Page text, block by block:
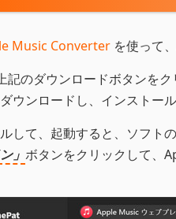
Music Converter を使って
記のダウンロードボタンを
ウンロードし、インストール
して、起動すると、ソフト
」 ボタンをクリックして、